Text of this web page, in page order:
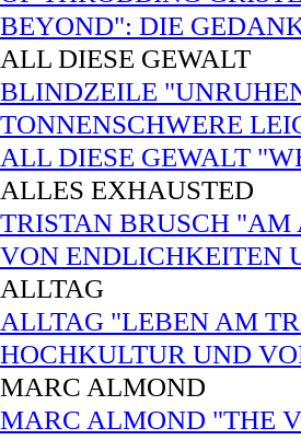
BEYOND": DIE
ALL DIESE GEWALT
BLINDZEILE
TONNENSCHWERE
ALL DIESE GEWALT
ALLES EXHAUSTED
TRISTAN BRUSCH
VON ENDLICHKEITEN
ALLTAG
ALLTAG "LEBEN AM
HOCHKULTUR UND
MARC ALMOND
MARC ALMOND "THE